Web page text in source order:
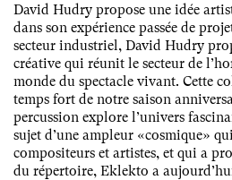
David Hudry propose une idée
dans son expérience passée de
secteur industriel, David Hudry
créative qui réunit le secteur de
monde du spectacle vivant. Cette
temps fort de notre saison
percussion explore l’univers
sujet d’une ampleur «cosmique»
compositeurs et artistes, et qui a
du répertoire, Eklekto a